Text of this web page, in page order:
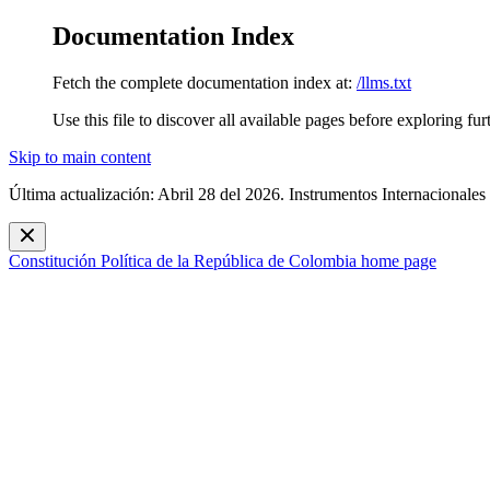
Documentation Index
Fetch the complete documentation index at: /llms.txt
Use this file to discover all available pages before exploring
Skip to main content
Última actualización: Abril 28 del 2026. Instrumentos Internacionales
Constitución Política de la República de Colombia home page